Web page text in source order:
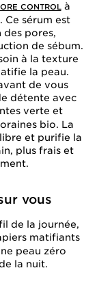
CONTROLà
Ce sérum est
pores,
de sébum.
à la texture
la peau.
de vous
détente avec
verte et
bio. La
et purifie la
plus frais et
vous
de la journée,
matifiants
peau zéro
la nuit.